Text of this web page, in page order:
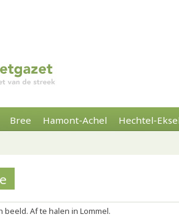
Bree Hamont-Achel Hechtel-
beeld. Af te halen in Lommel.